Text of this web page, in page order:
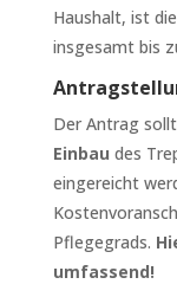
Haushalt, ist
insgesamt bis
Der Antrag
Einbau des
eingereicht
Pflegegrads.
umfassend!